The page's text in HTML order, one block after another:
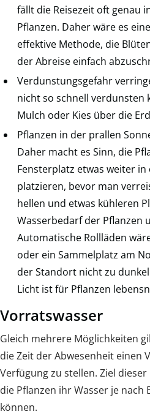
fällt die Reisezeit oft genau
Pflanzen. Daher wäre es
effektive Methode, die
der Abreise einfach
Verdunstungsgefahr
nicht so schnell verdunsten
Mulch oder Kies über die
Pflanzen in der prallen
Daher macht es Sinn, die
Fensterplatz etwas weiter
platzieren, bevor man
hellen und etwas kühleren
Wasserbedarf der Pflanzen
Automatische Rollläden
oder ein Sammelplatz am
der Standort nicht zu
Licht ist für Pflanzen
Vorratswasser
Gleich mehrere Möglichkeiten
die Zeit der Abwesenheit einen
Verfügung zu stellen. Ziel
die Pflanzen ihr Wasser je
können.